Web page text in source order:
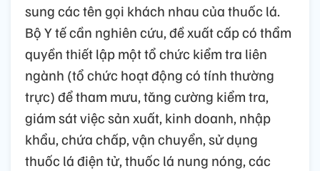
sung các tên gọi khách nhau của thuốc lá.
Bộ Y tế cần nghiên cứu, đề xuất cấp có thẩm
quyền thiết lập một tổ chức kiểm tra liên
ngành (tổ chức hoạt động có tính thường
trực) để tham mưu, tăng cường kiểm tra,
giám sát việc sản xuất, kinh doanh, nhập
khẩu, chứa chấp, vận chuyển, sử dụng
thuốc lá điện tử, thuốc lá nung nóng, các